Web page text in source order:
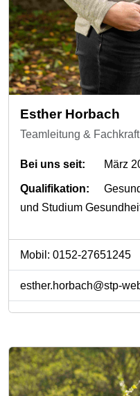
Esther Horbach
Teamleitung & Fachkraft
Bei uns seit: März
Qualifikation:
und Studium
Mobil: 0152-27651245
esther.horbach@stp-